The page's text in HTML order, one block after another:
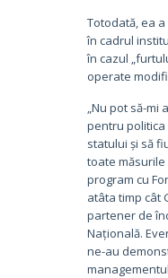
Totodată, ea
în cadrul
în cazul
operate
„Nu pot să-mi
pentru politica
statului și să
toate
program cu
atâta timp cât
partener de
Națională.
ne-au